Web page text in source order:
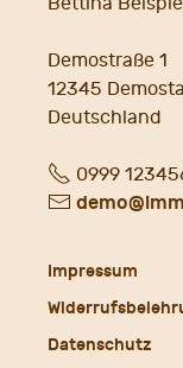
Demostraße 1
12345
Deutschland
Fon0999
E-
Impressum
Datenschutz